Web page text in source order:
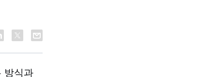
방식과